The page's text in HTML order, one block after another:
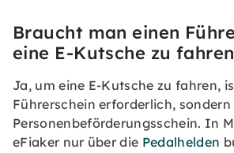
Braucht man einen
eine E-Kutsche zu
Ja, um eine E-Kutsche zu fahren,
Führerschein erforderlich, sondern
Personenbeförderungsschein. In
eFiaker nur über die Pedalhelden